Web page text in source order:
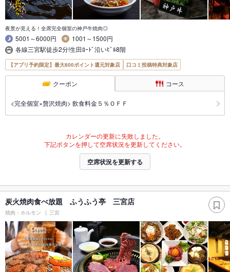
夜景が見える！全席完全個室の神戸牛焼肉◎
5001～6000円
1001～1500円
各線三宮駅徒歩2分!生田ﾛｰﾄﾞ沿いﾋﾞﾙ8階
【アプリ予約限定】最大800ポイント還元対象店 口コミ投稿特典対象店
クーポン コース
<完全個室×贅沢焼肉> 飲食料金５％ＯＦＦ
カレンダーの更新に失敗しました。
下記ボタンを押して空席状況を更新してください。
空席状況を更新する
炭火焼肉食べ放題 ふうふう亭 三宮店
焼肉・ホルモン 三宮